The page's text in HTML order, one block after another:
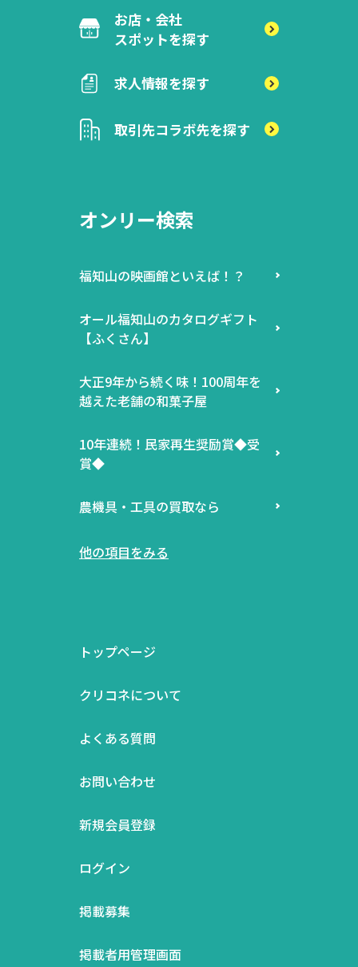
お店・会社
スポットを探す
求人情報を探す
取引先コラボ先を探す
オンリー検索
福知山の映画館といえば！？
オール福知山のカタログギフト
【ふくさん】
大正9年から続く味！100周年を
越えた老舗の和菓子屋
10年連続！民家再生奨励賞◆受
賞◆
農機具・工具の買取なら
他の項目をみる
トップページ
クリコネについて
よくある質問
お問い合わせ
新規会員登録
ログイン
掲載募集
掲載者用管理画面